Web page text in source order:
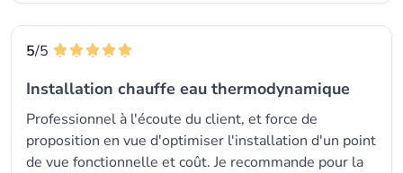
5/5
Installation chauffe eau thermodynamique
Professionnel à l'écoute du client, et force de
proposition en vue d'optimiser l'installation d'un point
de vue fonctionnelle et coût. Je recommande pour la